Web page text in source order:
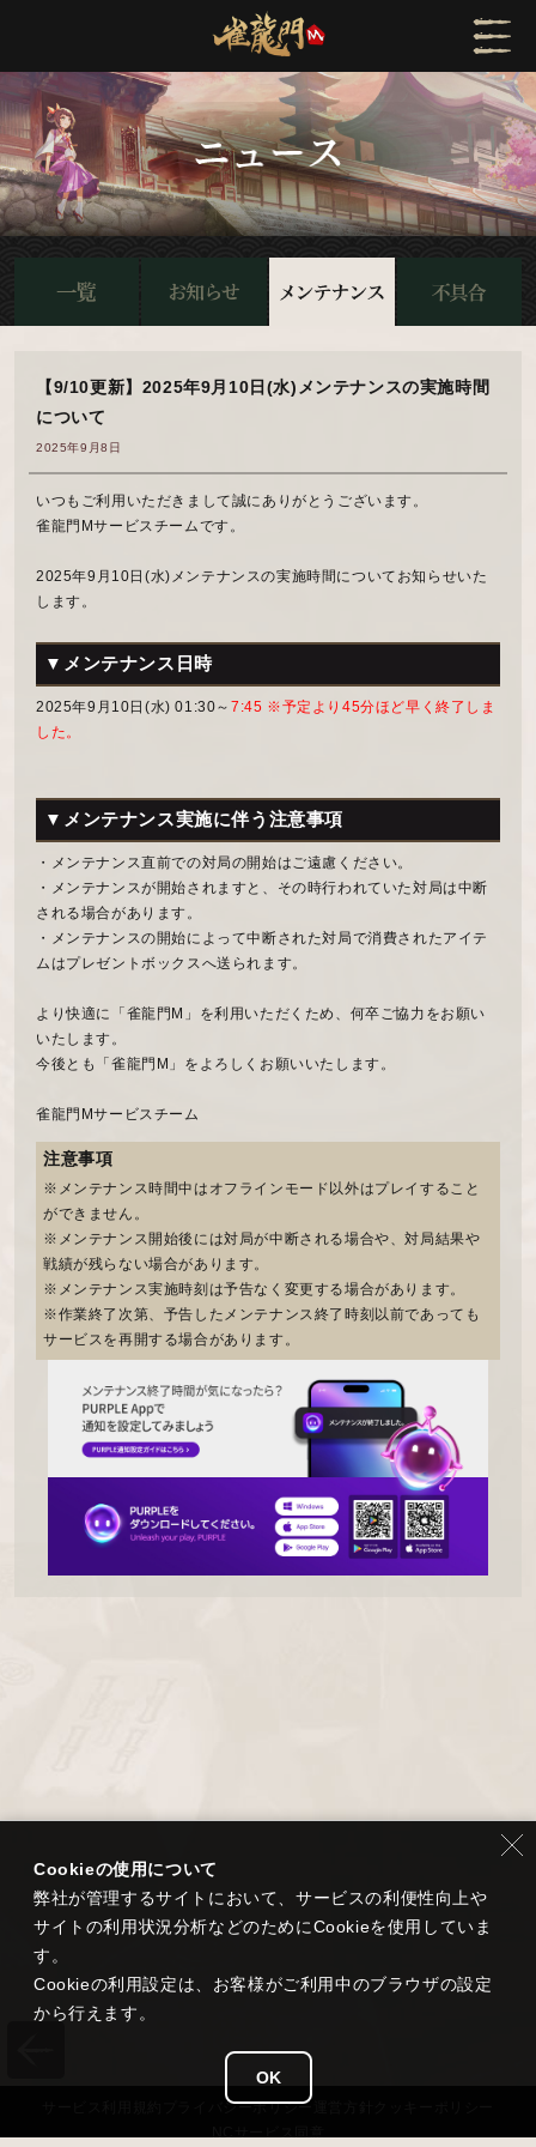
【9/10更新】2025年9月10日(水)メンテナンスの実施時間
について
2025年9月8日
いつもご利用いただきまして誠にありがとうございます。
雀龍門Mサービスチームです。
2025年9月10日(水)メンテナンスの実施時間についてお知らせいた
します。
▼メンテナンス日時
2025年9月10日(水) 01:30～ 7:45 ※予定より45分ほど早く終了しま
した。
▼メンテナンス実施に伴う注意事項
・メンテナンス直前での対局の開始はご遠慮ください。
・メンテナンスが開始されますと、その時行われていた対局は中断
される場合があります。
・メンテナンスの開始によって中断された対局で消費されたアイテ
ムはプレゼントボックスへ送られます。
より快適に「雀龍門M」を利用いただくため、何卒ご協力をお願い
いたします。
今後とも「雀龍門M」をよろしくお願いいたします。
雀龍門Mサービスチーム
注意事項
※メンテナンス時間中はオフラインモード以外はプレイすること
ができません。
※メンテナンス開始後には対局が中断される場合や、対局結果や
戦績が残らない場合があります。
※メンテナンス実施時刻は予告なく変更する場合があります。
※作業終了次第、予告したメンテナンス終了時刻以前であっても
サービスを再開する場合があります。
プライバシーポリシー
Cookieの使用について
弊社が管理するサイトにおいて、サービスの利便性向上や
サイトの利用状況分析などのためにCookieを使用していま
す。
Cookieの利用設定は、お客様がご利用中のブラウザの設定
から行えます。
OK